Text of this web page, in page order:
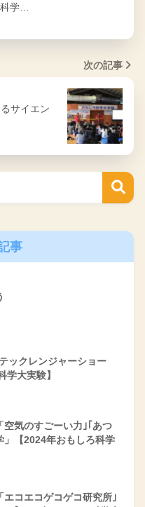
学…
次の記事
サイエン
事
ックレンジャーショー
学大実験】
気のすごーい力｣｢あつ
」【2024年おもしろ科学
コエコゲコゲコ研究所｣